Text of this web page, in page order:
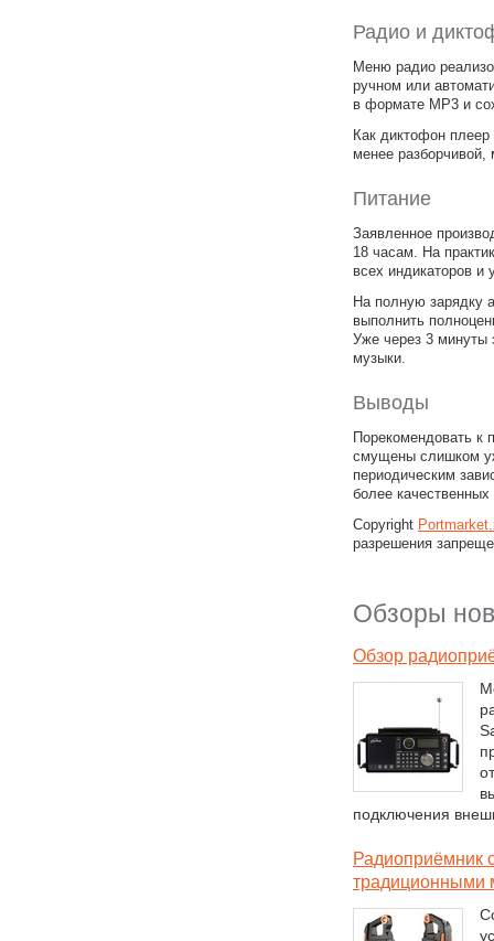
Радио и
Меню радио
ручном или
в формате МР3 и
Как диктофон
менее разборчивой,
Питание
Заявленное
18 часам. На
всех индикаторов и
На полную зарядку
выполнить
Уже через 3 минуты
музыки.
Выводы
Порекомендовать к
смущены слишком
периодическим
более
Copyright
разрешения
Обзоры
Обзор
подключения
Радиоприёмник
традиционными